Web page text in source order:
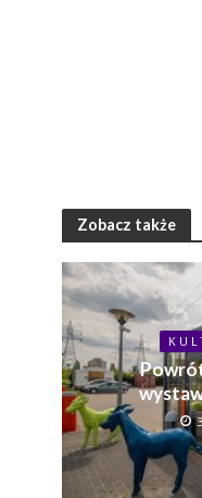
Zobacz także
K U L